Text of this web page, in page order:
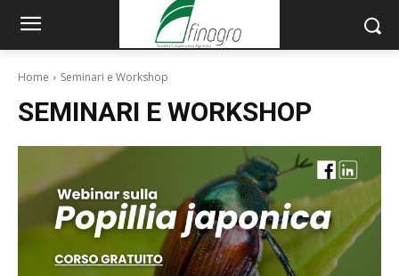
Home Seminari e Workshop
SEMINARI E WORKSHOP